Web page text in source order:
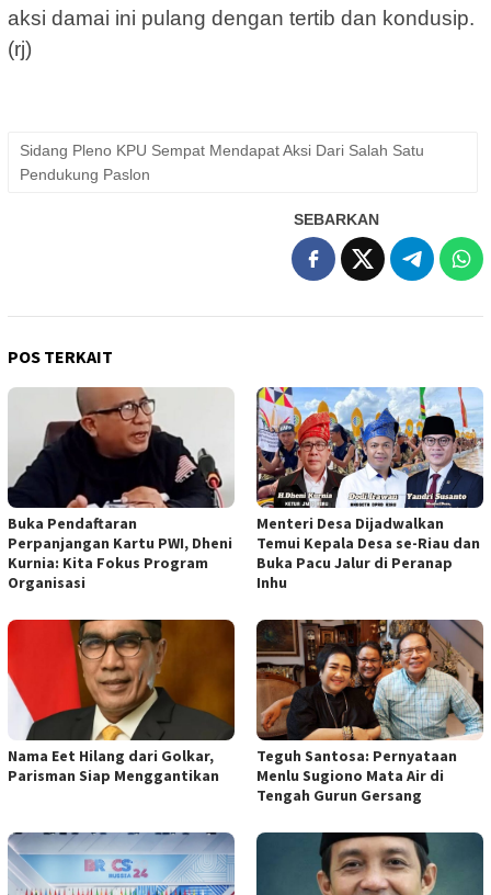
aksi damai ini pulang dengan tertib dan kondusip.
(rj)
Sidang Pleno KPU Sempat Mendapat Aksi Dari Salah Satu
Pendukung Paslon
SEBARKAN
POS TERKAIT
Buka Pendaftaran
Perpanjangan Kartu PWI, Dheni
Kurnia: Kita Fokus Program
Organisasi
Menteri Desa Dijadwalkan
Temui Kepala Desa se-Riau dan
Buka Pacu Jalur di Peranap
Inhu
Nama Eet Hilang dari Golkar,
Parisman Siap Menggantikan
Teguh Santosa: Pernyataan
Menlu Sugiono Mata Air di
Tengah Gurun Gersang